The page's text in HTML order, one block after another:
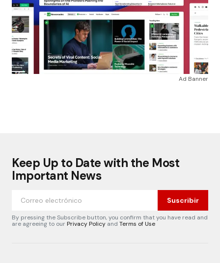
Ad Banner
Keep Up to Date with the Most
Important News
Suscribir
By pressing the Subscribe button, you confirm that you have read and
are agreeing to ourPrivacy Policy and Terms of Use